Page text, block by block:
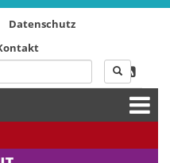
Datenschutz